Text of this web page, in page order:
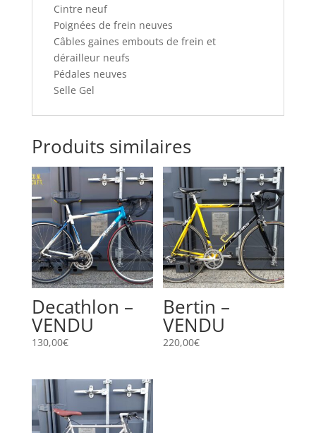
Cintre neuf
Poignées de frein neuves
Câbles gaines embouts de frein et
dérailleur neufs
Pédales neuves
Selle Gel
Produits similaires
Decathlon –
VENDU
130,00€
Bertin –
VENDU
220,00€